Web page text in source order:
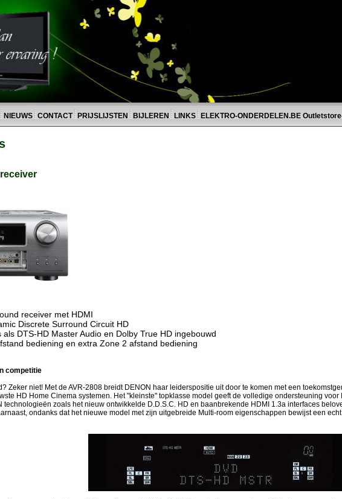
NIEUWS CONTACT PRIJSLIJSTEN BIJLEREN LINKS ELEKTRO-ONDERDELEN.BE
receiver met HDMI
Discrete Surround Circuit HD
DTS-HD Master Audio en Dolby True HD ingebouwd
bediening en extra Zone 2 afstand bediening
competitie
Zeker niet! Met de AVR-2808 breidt DENON haar leiderspositie uit door te komen met een
HD Home Cinema systemen. Het "kleinste" topklasse model geeft de volledige ondersteuning
technologieën zoals het nieuw ontwikkelde D.D.S.C. HD en baanbrekende HDMI 1.3a interfaces
ondanks dat het nieuwe model met zijn uitgebreide Multi-room eigenschappen bewijst een